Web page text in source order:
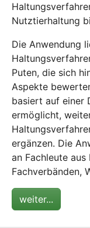
Nutztierhaltung
Die Anwendung
Puten, die sich
Aspekte
basiert auf einer
ermöglicht,
ergänzen. Die
an Fachleute aus
Fachverbänden,
weiter...